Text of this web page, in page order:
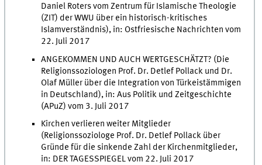
Daniel Roters vom Zentrum für Islamische Theologie
(ZIT) der WWU über ein historisch-kritisches
Islamverständnis), in: Ostfriesische Nachrichten vom
22. Juli 2017
ANGEKOMMEN UND AUCH WERTGESCHÄTZT? (Die
Religionssoziologen Prof. Dr. Detlef Pollack und Dr.
Olaf Müller über die Integration von Türkeistämmigen
in Deutschland), in: Aus Politik und Zeitgeschichte
(APuZ) vom 3. Juli 2017
Kirchen verlieren weiter Mitglieder
(Religionssoziologe Prof. Dr. Detlef Pollack über
Gründe für die sinkende Zahl der Kirchenmitglieder,
in: DER TAGESSPIEGEL vom 22. Juli 2017